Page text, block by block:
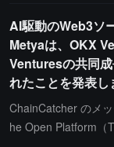
ェクトの迅速な成長
力を持つプロジェク
通じて、長期的な価
す。Metya Ventures
ンメント分野におい
術とリソースの優位
AI駆動のWeb3ソ
Metyaは、OKX
Venturesの共同
れたことを発表し
ChainCatcher のメ
he Open Platform（